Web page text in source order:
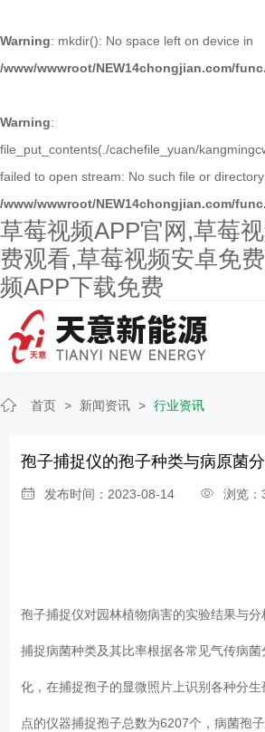
Warning: mkdir(): No space left on device in
/www/wwwroot/NEW14chongjian.com/
Warning:
file_put_contents(./cachefile_yuan/
failed to open stream: No such file or
/www/wwwroot/NEW14chongjian.com/
草莓视频APP官网,草莓
费观看,草莓视频安卓免
频APP下载免费
关于草莓视频APP官网
主营产品
人才招聘
新闻资讯
联系草莓视频APP官网
首页 > 新闻资讯 > 行业资讯
孢子捕捉仪的孢子种类与病原菌
发布时间：2023-08-14 浏览：
孢子捕捉仪对园林植物病害的实验结果与分
捕捉病菌种类及其比率根据各常见气传病
化，在捕捉孢子的显微照片上识别各种分
点的仪器捕捉孢子总数为6207个，病菌孢